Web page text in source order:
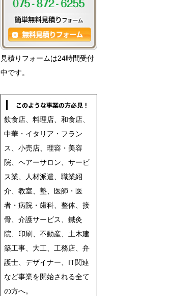
見積りフォームは24時間受付
中です。
飲食店、料理店、和食店、
中華・イタリア・フラン
ス、小売店、理容・美容
院、ヘアーサロン、サービ
ス業、人材派遣、職業紹
介、教室、塾、医師・医
者・病院・歯科、整体、接
骨、介護サービス、鍼灸
院、印刷、不動産、土木建
築工事、大工、工務店、弁
護士、デザイナー、IT関連
など事業を開始される全て
の方へ。